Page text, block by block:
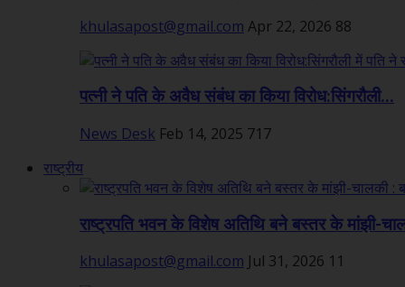
khulasapost@gmail.com Apr 22, 2026 88
पत्नी ने पति के अवैध संबंध का किया विरोध:सिंगरौली...
News Desk Feb 14, 2025 717
राष्ट्रीय
राष्ट्रपति भवन के विशेष अतिथि बने बस्तर के मांझी-
khulasapost@gmail.com Jul 31, 2026 11